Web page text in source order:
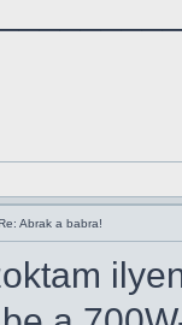
Abrak a babra!